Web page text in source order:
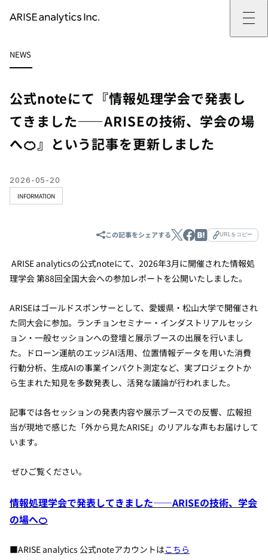
ARISE analyticsとはトップ
ミッション・バリュー
働きがいのある会社づくり
サービス
提供サービストップ
カスタマーサポート改革
ドローン・ビジネス活用
データ・AI人材育成支援
実績
データドリブン改革の推進支援
新規事業の立ち上げ支援
データ分析基盤の構築・活用支援
企業情報
企業情報トップ
会社概要
CEOメッセージ
サステナビリティ
お問い合わせ
ニュース
ニューストップ
インフォメーション
プレスリリース
イベント
技術情報
技術情報トップ
TECH BLOG
PAPER
採用
採用トップ
新卒採用
社員インタビュー
成長支援
キャリア開発
数字で見るARISE analytics
NEWS
公式noteにて『情報処理学会で発表し
てきました——ARISEの技術、学会の場
へ🍊』という記事を更新しました
INFORMATION
2026-05-20
この記事をシェアする URLをコピー
ARISE analyticsの公式noteにて、2026年3月に開催された情報処
理学会 第88回全国大会への参加レポートを公開いたしました。
ARISEはゴールドスポンサーとして、愛媛県・松山大学で開催され
た同大会に参加。ランチョンセミナー・インダストリアルセッシ
ョン・一般セッションへの登壇と展示ブースの出展を行いまし
た。ドローン運航のエッジAI活用、位置情報データを用いた消費
行動分析、生成AIの事業インパクト測定など、実プロジェクトか
ら生まれた知見を多数発表し、活発な議論が行われました。
記事では各セッションの発表内容や展示ブースでの反響、広報担
当が現地で感じた「外から見たARISE」のリアルな声もお届けして
います。
ぜひご覧ください。
情報処理学会で発表してきました——ARISEの技術、学会
の場へ🍊
■ARISE analytics 公式noteアカウントはこちら